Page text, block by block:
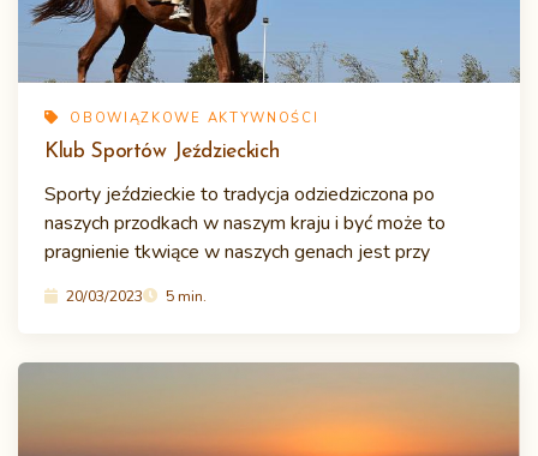
OBOWIĄZKOWE AKTYWNOŚCI
Klub Sportów Jeździeckich
Sporty jeździeckie to tradycja odziedziczona po
naszych przodkach w naszym kraju i być może to
pragnienie tkwiące w naszych genach jest przy
20/03/2023 5 min.